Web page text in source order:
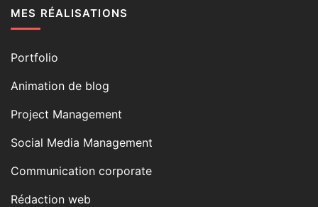
MES RÉALISATIONS
Portfolio
Animation de blog
Project Management
Social Media Management
Communication corporate
Rédaction web